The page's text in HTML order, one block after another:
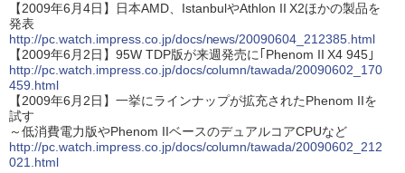
【2009年6月4日】日本AMD、IstanbulやAthlon II X2ほかの製品を
発表
http://pc.watch.impress.co.jp/docs/news/20090604_212385.html
【2009年6月2日】95W TDP版が来週発売に｢Phenom II X4 945｣
http://pc.watch.impress.co.jp/docs/column/tawada/20090602_170
459.html
【2009年6月2日】一挙にラインナップが拡充されたPhenom IIを
試す
～低消費電力版やPhenom IIベースのデュアルコアCPUなど
http://pc.watch.impress.co.jp/docs/column/tawada/20090602_212
021.html